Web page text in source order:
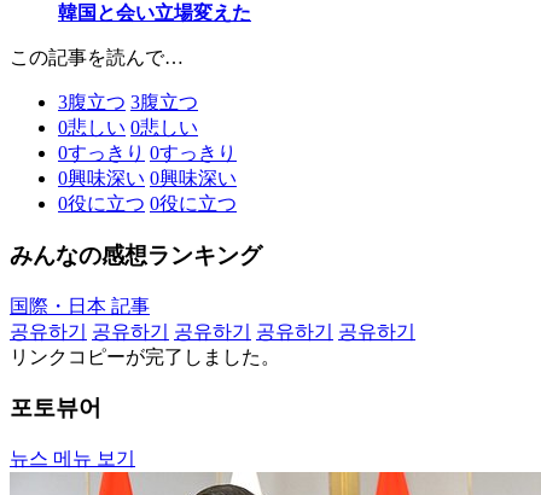
韓国と会い立場変えた
この記事を読んで…
3腹立つ 3腹立つ
0悲しい 0悲しい
0すっきり 0すっきり
0興味深い 0興味深い
0役に立つ 0役に立つ
みんなの感想ランキング
国際・日本 記事
공유하기
공유하기 공유하기 공유하기
공유하기
リンクコピーが完了しました。
포토뷰어
뉴스 메뉴 보기